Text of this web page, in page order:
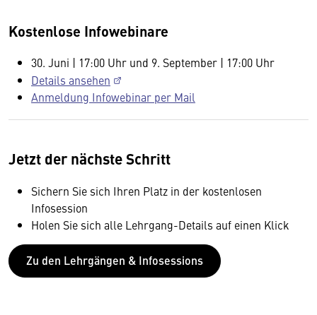
Kostenlose Infowebinare
30. Juni | 17:00 Uhr und 9. September | 17:00 Uhr
Details ansehen
Anmeldung Infowebinar per Mail
Jetzt der nächste Schritt
Sichern Sie sich Ihren Platz in der kostenlosen
Infosession
Holen Sie sich alle Lehrgang-Details auf einen Klick
Zu den Lehrgängen & Infosessions